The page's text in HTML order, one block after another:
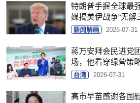
特朗普手握全球最
媒揭美伊战争“无解
新闻解画 2026-07-31
蒋万安拜会民进党
场，他看穿绿营策
台湾 2026-07-31
高市早苗感谢各国